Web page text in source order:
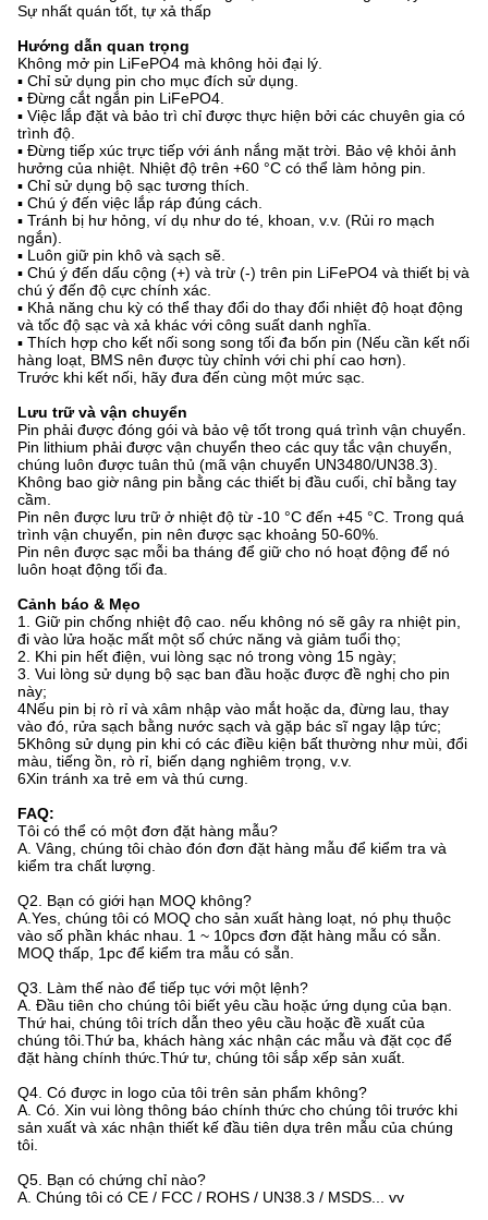
Sự nhất quán tốt, tự xả thấp
Hướng dẫn quan trọng
Không mở pin LiFePO4 mà không hỏi đại lý.
▪ Chỉ sử dụng pin cho mục đích sử dụng.
▪ Đừng cắt ngắn pin LiFePO4.
▪ Việc lắp đặt và bảo trì chỉ được thực hiện bởi các chuyên gia có
trình độ.
▪ Đừng tiếp xúc trực tiếp với ánh nắng mặt trời. Bảo vệ khỏi ảnh
hưởng của nhiệt. Nhiệt độ trên +60 °C có thể làm hỏng pin.
▪ Chỉ sử dụng bộ sạc tương thích.
▪ Chú ý đến việc lắp ráp đúng cách.
▪ Tránh bị hư hỏng, ví dụ như do té, khoan, v.v. (Rủi ro mạch
ngắn).
▪ Luôn giữ pin khô và sạch sẽ.
▪ Chú ý đến dấu cộng (+) và trừ (-) trên pin LiFePO4 và thiết bị và
chú ý đến độ cực chính xác.
▪ Khả năng chu kỳ có thể thay đổi do thay đổi nhiệt độ hoạt động
và tốc độ sạc và xả khác với công suất danh nghĩa.
▪ Thích hợp cho kết nối song song tối đa bốn pin (Nếu cần kết nối
hàng loạt, BMS nên được tùy chỉnh với chi phí cao hơn).
Trước khi kết nối, hãy đưa đến cùng một mức sạc.
Lưu trữ và vận chuyển
Pin phải được đóng gói và bảo vệ tốt trong quá trình vận chuyển.
Pin lithium phải được vận chuyển theo các quy tắc vận chuyển,
chúng luôn được tuân thủ (mã vận chuyển UN3480/UN38.3).
Không bao giờ nâng pin bằng các thiết bị đầu cuối, chỉ bằng tay
cầm.
Pin nên được lưu trữ ở nhiệt độ từ -10 °C đến +45 °C. Trong quá
trình vận chuyển, pin nên được sạc khoảng 50-60%.
Pin nên được sạc mỗi ba tháng để giữ cho nó hoạt động để nó
luôn hoạt động tối đa.
Cảnh báo & Mẹo
1. Giữ pin chống nhiệt độ cao. nếu không nó sẽ gây ra nhiệt pin,
đi vào lửa hoặc mất một số chức năng và giảm tuổi thọ;
2. Khi pin hết điện, vui lòng sạc nó trong vòng 15 ngày;
3. Vui lòng sử dụng bộ sạc ban đầu hoặc được đề nghị cho pin
này;
4Nếu pin bị rò rỉ và xâm nhập vào mắt hoặc da, đừng lau, thay
vào đó, rửa sạch bằng nước sạch và gặp bác sĩ ngay lập tức;
5Không sử dụng pin khi có các điều kiện bất thường như mùi, đổi
màu, tiếng ồn, rò rỉ, biến dạng nghiêm trọng, v.v.
6Xin tránh xa trẻ em và thú cưng.
FAQ:
Tôi có thể có một đơn đặt hàng mẫu?
A. Vâng, chúng tôi chào đón đơn đặt hàng mẫu để kiểm tra và
kiểm tra chất lượng.
Q2. Bạn có giới hạn MOQ không?
A.Yes, chúng tôi có MOQ cho sản xuất hàng loạt, nó phụ thuộc
vào số phần khác nhau. 1 ~ 10pcs đơn đặt hàng mẫu có sẵn.
MOQ thấp, 1pc để kiểm tra mẫu có sẵn.
Q3. Làm thế nào để tiếp tục với một lệnh?
A. Đầu tiên cho chúng tôi biết yêu cầu hoặc ứng dụng của bạn.
Thứ hai, chúng tôi trích dẫn theo yêu cầu hoặc đề xuất của
chúng tôi.Thứ ba, khách hàng xác nhận các mẫu và đặt cọc để
đặt hàng chính thức.Thứ tư, chúng tôi sắp xếp sản xuất.
Q4. Có được in logo của tôi trên sản phẩm không?
A. Có. Xin vui lòng thông báo chính thức cho chúng tôi trước khi
sản xuất và xác nhận thiết kế đầu tiên dựa trên mẫu của chúng
tôi.
Q5. Bạn có chứng chỉ nào?
A. Chúng tôi có CE / FCC / ROHS / UN38.3 / MSDS... vv